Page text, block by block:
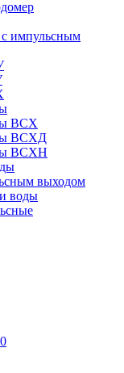
импульсным
ВСХ
ВСХД
ВСХН
выходом
воды